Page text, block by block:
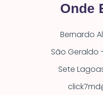
Onde
Bernardo
São Geraldo
Sete